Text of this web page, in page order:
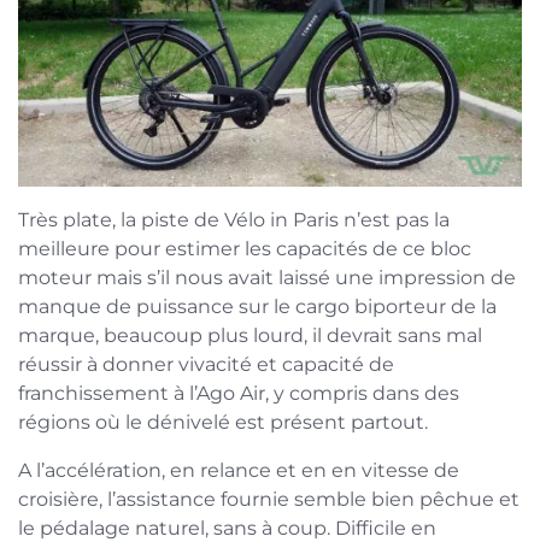
Très plate, la piste de Vélo in Paris n’est pas la
meilleure pour estimer les capacités de ce bloc
moteur mais s’il nous avait laissé une impression de
manque de puissance sur le cargo biporteur de la
marque, beaucoup plus lourd, il devrait sans mal
réussir à donner vivacité et capacité de
franchissement à l’Ago Air, y compris dans des
régions où le dénivelé est présent partout.
A l’accélération, en relance et en en vitesse de
croisière, l’assistance fournie semble bien pêchue et
le pédalage naturel, sans à coup. Difficile en